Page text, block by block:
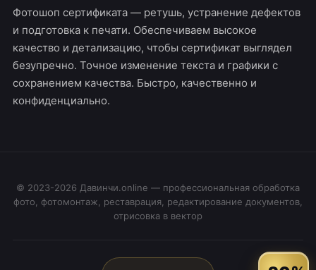
Фотошоп сертификата — ретушь, устранение дефектов
и подготовка к печати. Обеспечиваем высокое
качество и детализацию, чтобы сертификат выглядел
безупречно. Точное изменение текста и графики с
сохранением качества. Быстро, качественно и
конфиденциально.
© 2023-2026 Давинчи.online — профессиональная обработка
фото, фотомонтаж, реставрация, редактирование документов,
отрисовка в вектор